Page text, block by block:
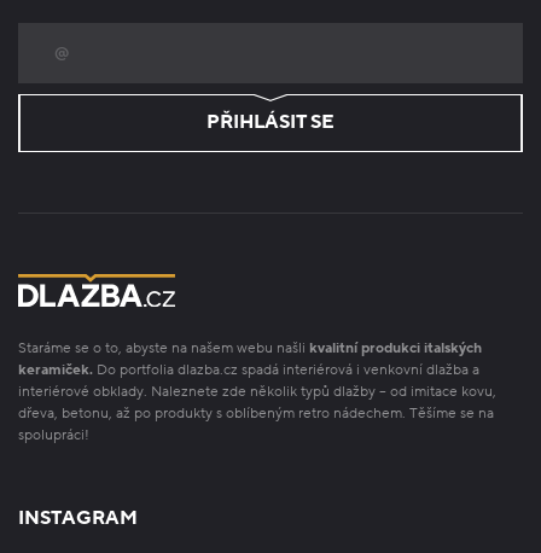
PŘIHLÁSIT SE
Staráme se o to, abyste na našem webu našli kvalitní produkci italských
keramiček. Do portfolia dlazba.cz spadá interiérová i venkovní dlažba a
interiérové obklady. Naleznete zde několik typů dlažby – od imitace kovu,
dřeva, betonu, až po produkty s oblíbeným retro nádechem. Těšíme se na
spolupráci!
INSTAGRAM